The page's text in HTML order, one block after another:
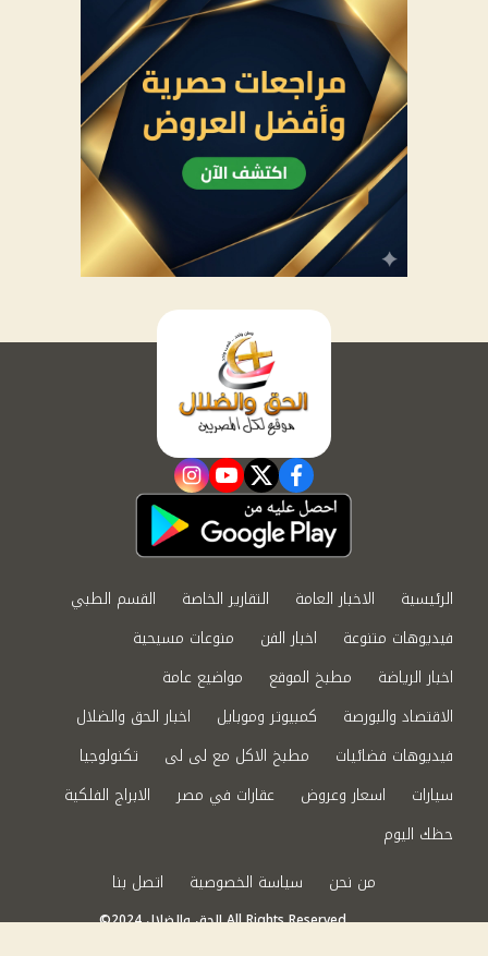
facebook
twitter
youtube
instagram
الرئيسية الاخبار العامة التقارير الخاصة
القسم الطبي
فيديوهات متنوعة
اخبار الفن
منوعات مسيحية
اخبار الرياضة
مطبخ الموقع
مواضيع عامة
الاقتصاد والبورصة
كمبيوتر وموبايل
اخبار الحق والضلال
فيديوهات فضائيات
مطبخ الاكل مع لى لى
تكنولوجيا
سيارات
اسعار وعروض عقارات في مصر
الابراج الفلكية
حظك اليوم
من نحن
سياسة الخصوصية اتصل بنا
©2024 الحق والضلال All Rights Reserved.